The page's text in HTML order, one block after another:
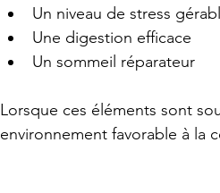
Un niveau de stress
Une digestion efficace
Un sommeil réparateur
Lorsque ces éléments sont
environnement favorable à la